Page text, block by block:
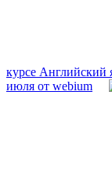
курсе Английский
июля от webium